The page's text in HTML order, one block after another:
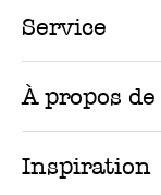
Service
À propos
Inspiration